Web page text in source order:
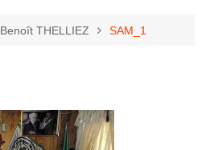
Benoît THELLIEZ SAM_1